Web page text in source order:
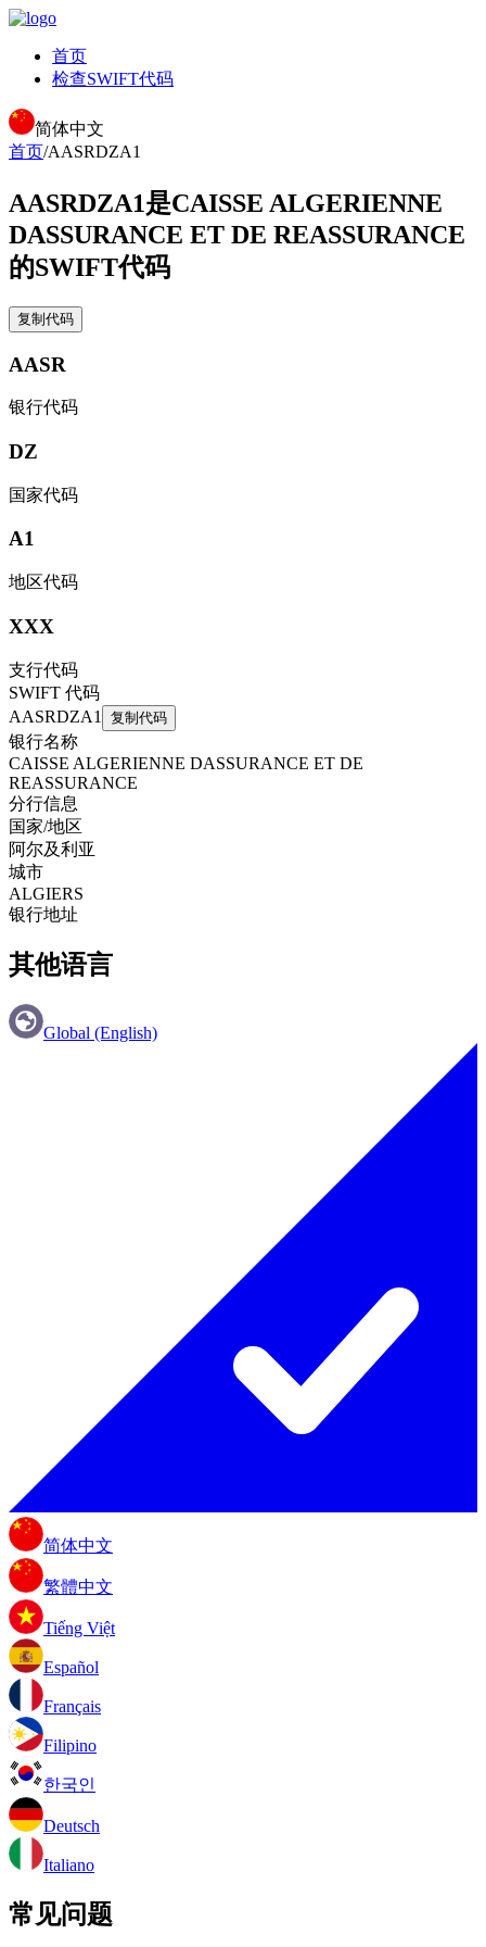
首页
检查SWIFT代码
简体中文
首页/AASRDZA1
AASRDZA1是CAISSE ALGERIENNE
DASSURANCE ET DE REASSURANCE
的SWIFT代码
复制代码
AASR
银行代码
DZ
国家代码
A1
地区代码
XXX
支行代码
SWIFT 代码
AASRDZA1
复制代码
银行名称
CAISSE ALGERIENNE DASSURANCE ET DE
REASSURANCE
分行信息
国家/地区
阿尔及利亚
城市
ALGIERS
银行地址
其他语言
Global (English)
简体中文
繁體中文
Tiếng Việt
Español
Français
Filipino
한국인
Deutsch
Italiano
常见问题